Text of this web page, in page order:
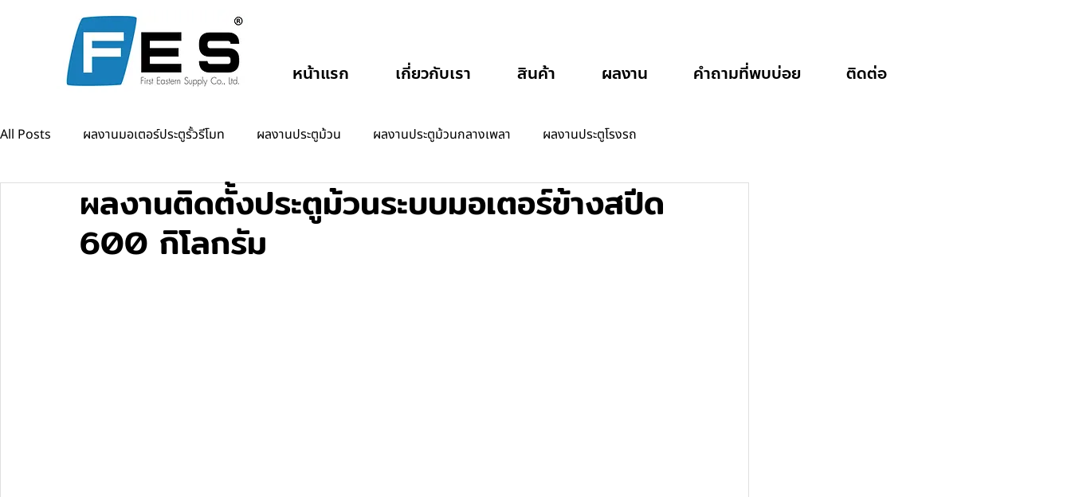
หน้าแรก เกี่ยวกับเรา สินค้า ผลงาน คำถามที่พบบ่อย ติดต่อ
All Posts ผลงานมอเตอร์ประตูรั้วรีโมท ผลงานประตูม้วน ผลงานประตูม้วนกลางเพลา ผลงานประตูโรงรถ
ผลงานแขนกั้นรถยนต์ ผลงานออโต้ดอร์
ผลงานติดตั้งประตูม้วนระบบมอเตอร์ข้างสปีด
600 กิโลกรัม